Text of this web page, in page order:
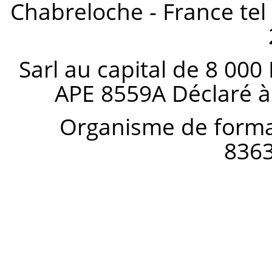
Chabreloche - France
Sarl au capital de 8 000
APE 8559A Déclaré
Organisme de